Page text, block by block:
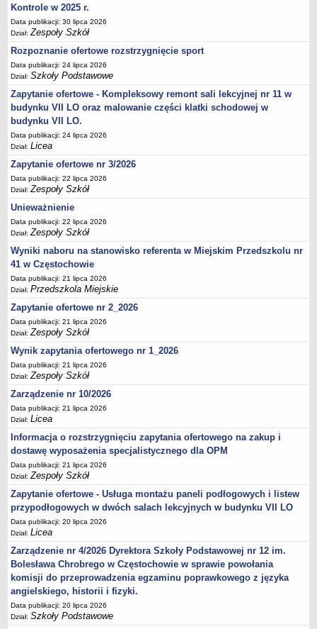
OCHRONA DANYCH OSOBOWYCH
Kontrole w 2025 r.
Data publikacji: 30 lipca 2026
Dział:Zespoły Szkół
Rozpoznanie ofertowe rozstrzygnięcie sport
Data publikacji: 24 lipca 2026
Dział:Szkoły Podstawowe
Zapytanie ofertowe - Kompleksowy remont sali lekcyjnej nr 11 w
budynku VII LO oraz malowanie części klatki schodowej w
budynku VII LO.
Data publikacji: 24 lipca 2026
Dział:Licea
Zapytanie ofertowe nr 3/2026
Data publikacji: 22 lipca 2026
Dział:Zespoły Szkół
Unieważnienie
Data publikacji: 22 lipca 2026
Dział:Zespoły Szkół
Wyniki naboru na stanowisko referenta w Miejskim Przedszkolu nr
41 w Częstochowie
Data publikacji: 21 lipca 2026
Dział:Przedszkola Miejskie
Zapytanie ofertowe nr 2_2026
Data publikacji: 21 lipca 2026
Dział:Zespoły Szkół
Wynik zapytania ofertowego nr 1_2026
Data publikacji: 21 lipca 2026
Dział:Zespoły Szkół
Zarządzenie nr 10/2026
Data publikacji: 21 lipca 2026
Dział:Licea
Informacja o rozstrzygnięciu zapytania ofertowego na zakup i
dostawę wyposażenia specjalistycznego dla OPM
Data publikacji: 21 lipca 2026
Dział:Zespoły Szkół
Zapytanie ofertowe - Usługa montażu paneli podłogowych i listew
przypodłogowych w dwóch salach lekcyjnych w budynku VII LO
Data publikacji: 20 lipca 2026
Dział:Licea
Zarządzenie nr 4/2026 Dyrektora Szkoły Podstawowej nr 12 im.
Bolesława Chrobrego w Częstochowie w sprawie powołania
komisji do przeprowadzenia egzaminu poprawkowego z języka
angielskiego, historii i fizyki.
Data publikacji: 20 lipca 2026
Dział:Szkoły Podstawowe